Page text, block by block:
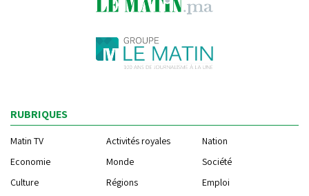
RUBRIQUES
Matin TV Activités royales
Nation
Economie
Monde
Société
Culture
Régions
Emploi